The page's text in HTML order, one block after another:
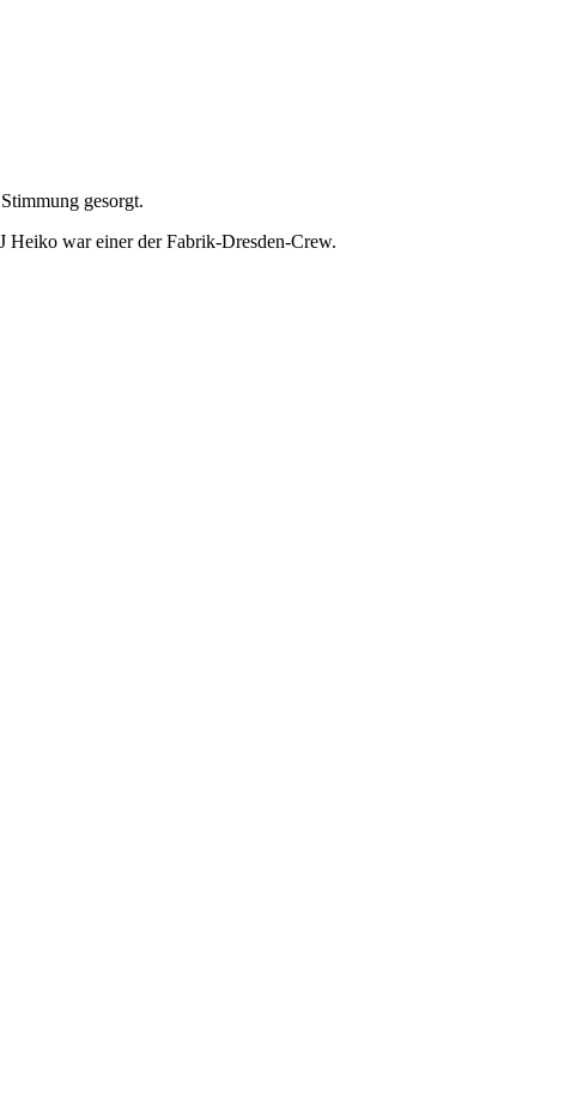
gesorgt.
Heiko war einer der Fabrik-Dresden-Crew.